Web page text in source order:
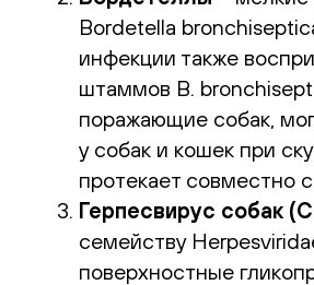
Bordetella
инфекции также
штаммов B.
поражающие собак,
у собак и кошек при
протекает совместно
Герпесвирус собак
семейству
поверхностные